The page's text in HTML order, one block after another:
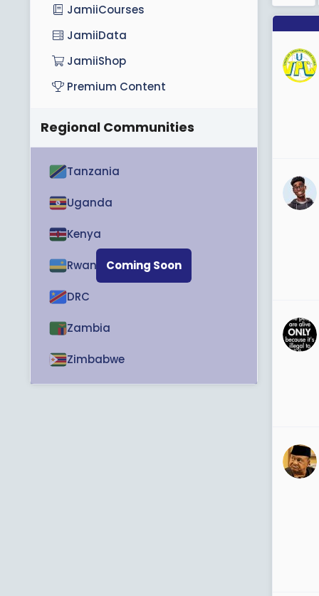
JamiiCourses
JamiiData
JamiiShop
Premium Content
Regional Communities
Coming Soon
Tanzania
Uganda
Kenya
Rwanda
DRC
Zambia
Zimbabwe